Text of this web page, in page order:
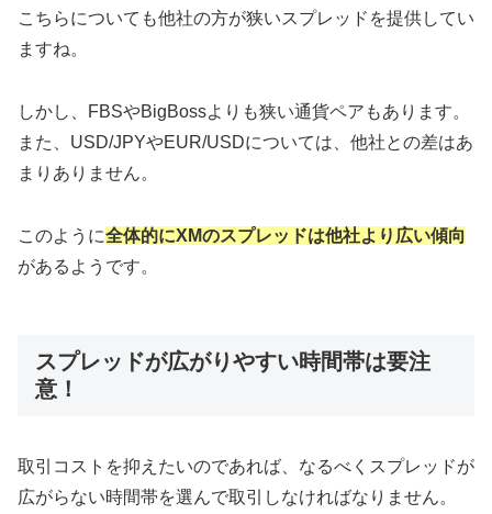
こちらについても他社の方が狭いスプレッドを提供してい
ますね。
しかし、FBSやBigBossよりも狭い通貨ペアもあります。
また、USD/JPYやEUR/USDについては、他社との差はあ
まりありません。
このように全体的にXMのスプレッドは他社より広い傾向
があるようです。
スプレッドが広がりやすい時間帯は要注
意！
取引コストを抑えたいのであれば、なるべくスプレッドが
広がらない時間帯を選んで取引しなければなりません。